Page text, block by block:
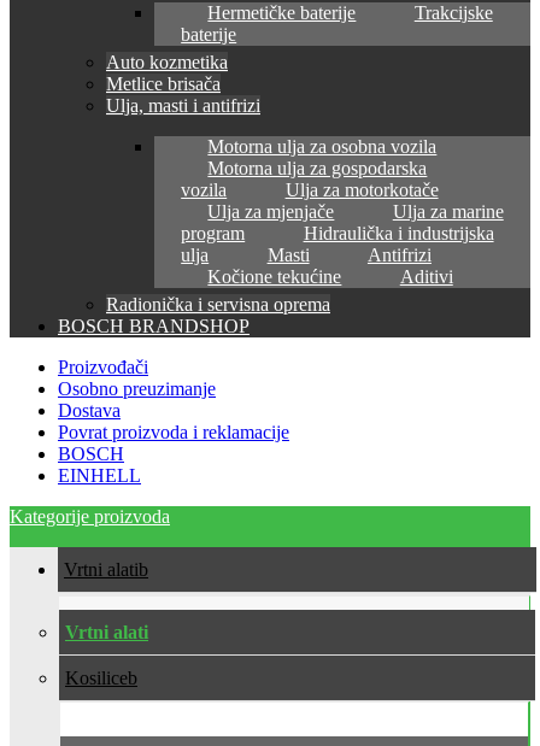
Hermetičke baterije
Trakcijske
baterije
Auto kozmetika
Metlice brisača
Ulja, masti i antifrizi
Motorna ulja za osobna vozila
Motorna ulja za gospodarska
vozila
Ulja za motorkotače
Ulja za mjenjače
Ulja za marine
program
Hidraulička i industrijska
ulja
Masti
Antifrizi
Kočione tekućine
Aditivi
Radionička i servisna oprema
BOSCH BRANDSHOP
Proizvođači
Osobno preuzimanje
Dostava
Povrat proizvoda i reklamacije
BOSCH
EINHELL
Kategorije proizvoda
Vrtni alati
Vrtni alati
Kosilice